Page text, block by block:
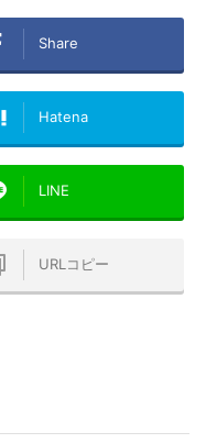
Share
Hatena
LINE
URLコピー